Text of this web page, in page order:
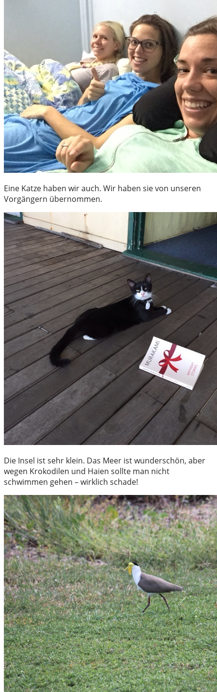
Eine Katze haben wir auch. Wir haben sie von unseren
Vorgängern übernommen.
Die Insel ist sehr klein. Das Meer ist wunderschön, aber
wegen Krokodilen und Haien sollte man nicht
schwimmen gehen – wirklich schade!